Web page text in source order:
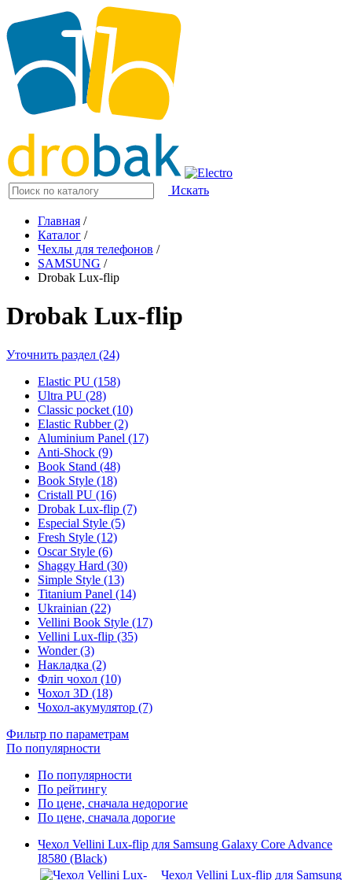
Искать
Главная /
Каталог /
Чехлы для телефонов /
SAMSUNG /
Drobak Lux-flip
Drobak Lux-flip
Уточнить раздел (24)
Elastic PU (158)
Ultra PU (28)
Classic pocket (10)
Elastic Rubber (2)
Aluminium Panel (17)
Anti-Shock (9)
Book Stand (48)
Book Style (18)
Cristall PU (16)
Drobak Lux-flip (7)
Especial Style (5)
Fresh Style (12)
Oscar Style (6)
Shaggy Hard (30)
Simple Style (13)
Titanium Panel (14)
Ukrainian (22)
Vellini Book Style (17)
Vellini Lux-flip (35)
Wonder (3)
Накладка (2)
Фліп чохол (10)
Чохол 3D (18)
Чохол-акумулятор (7)
Фильтр по параметрам
По популярности
По популярности
По рейтингу
По цене, сначала недорогие
По цене, сначала дорогие
Чехол Vellini Lux-flip для Samsung Galaxy Core Advance
I8580 (Black)
Чехол Vellini Lux-flip для Samsung